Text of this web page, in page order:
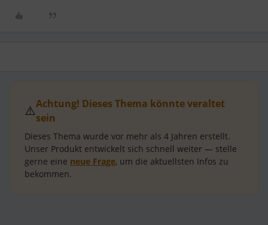
⚠️Achtung! Dieses Thema könnte veraltet
sein
Dieses Thema wurde vor mehr als 4 Jahren erstellt.
Unser Produkt entwickelt sich schnell weiter — stelle
gerne eine neue Frage, um die aktuellsten Infos zu
bekommen.